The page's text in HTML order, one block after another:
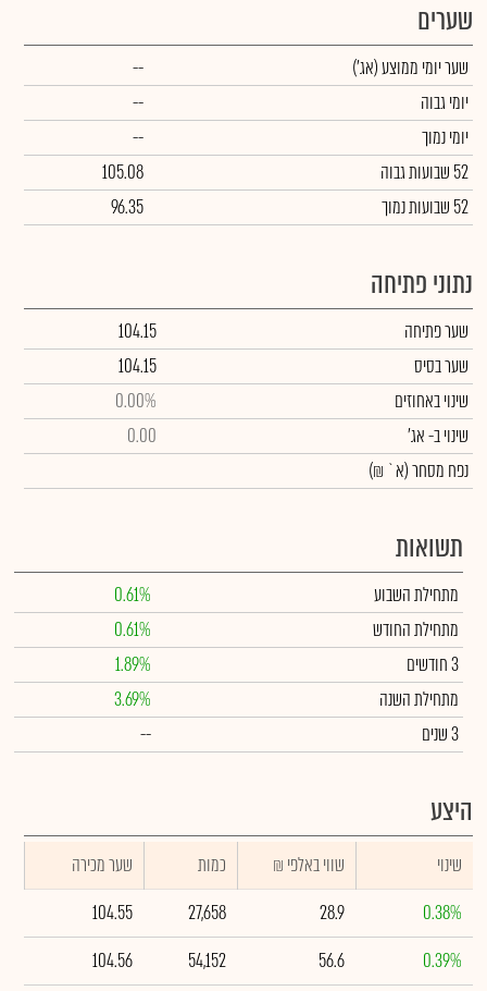
שערים
שער יומי ממוצע(אג')
--
יומי גבוה
--
יומי נמוך
--
52 שבועות גבוה
105.08
52 שבועות נמוך
96.35
נתוני פתיחה
שער פתיחה
104.15
שער בסיס
104.15
שינוי באחוזים
0.00%
שינויב- אג'
0.00
נפח מסחר(א` ₪)
תשואות
מתחילת השבוע
0.61%
מתחילת החודש
0.61%
3 חודשים
1.89%
מתחילת השנה
3.69%
3 שנים
--
היצע
שינוי ₪ שווי באלפי כמות
שער מכירה
0.38%
28.9
27,658
104.55
0.39%
56.6
54,152
104.56